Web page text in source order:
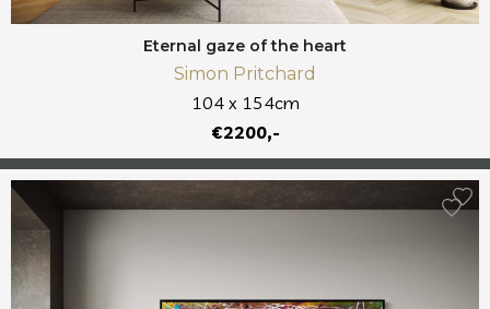
Eternal gaze of the heart
Simon Pritchard
104 x 154cm
€2200,-